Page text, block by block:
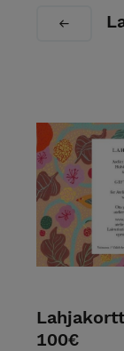
100€